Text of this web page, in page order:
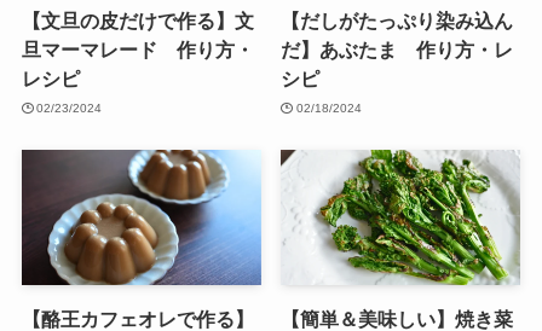
【文旦の皮だけで作る】文
旦マーマレード 作り方・
レシピ
02/23/2024
【だしがたっぷり染み込ん
だ】あぶたま 作り方・レ
シピ
02/18/2024
【酪王カフェオレで作る】
【簡単＆美味しい】焼き菜